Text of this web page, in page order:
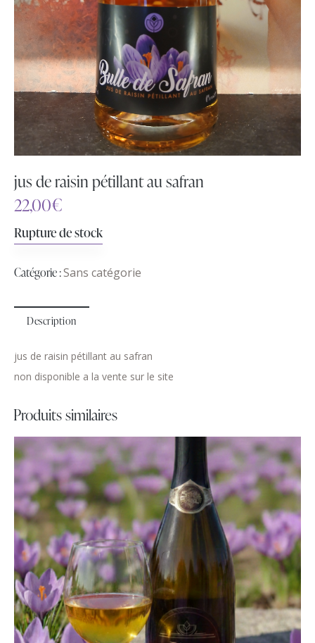
jus de raisin pétillant au safran
22,00€
Rupture de stock
Catégorie :Sans catégorie
Description
jus de raisin pétillant au safran
non disponible a la vente sur le site
Produits similaires